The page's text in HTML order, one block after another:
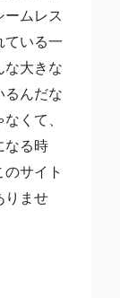
ムレス
ている一
な大きな
るんだな
くて、
なる時
サイト
りませ